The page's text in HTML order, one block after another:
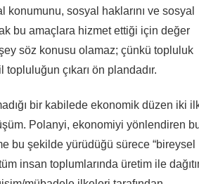
konumunu, sosyal haklarını ve sosyal
bu amaçlara hizmet ettiği için değer
söz konusu olamaz; çünkü topluluk
çıkarı ön plandadır.
bir kabilede ekonomik düzen iki
Polanyi, ekonomiyi yönlendiren
bu şekilde yürüdüğü sürece “bireysel
insan toplumlarında üretim ile